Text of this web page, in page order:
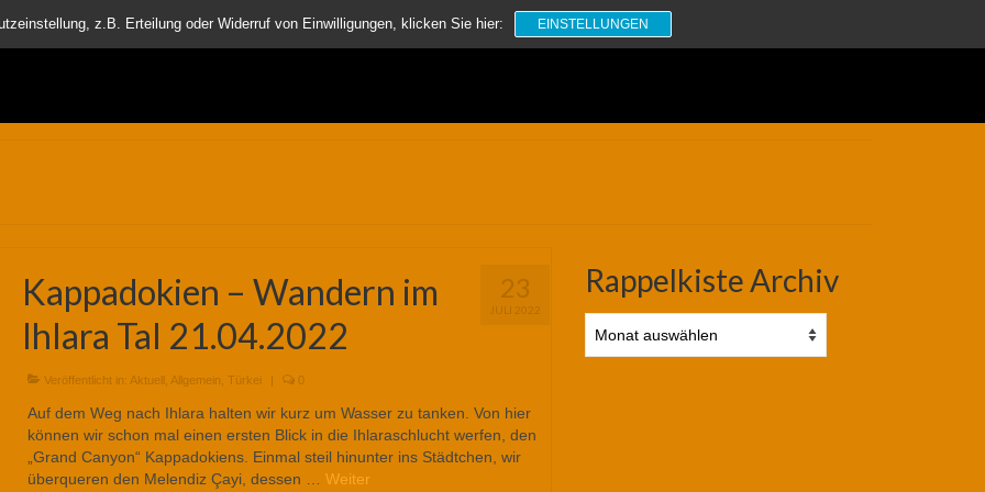
Suchen
nach:
23
JULI 2022
Kappadokien – Wandern im
Ihlara Tal 21.04.2022
Veröffentlicht in: Aktuell, Allgemein Türkei | 0
Auf dem Weg nach Ihlara halten wir kurz um Wasser zu tanken. Von hier
können wir schon mal einen ersten Blick in die Ihlaraschlucht werfen, den
„Grand Canyon“ Kappadokiens. Einmal steil hinunter ins Städtchen, wir
überqueren den Melendiz Çayi, dessen … Weiter
Rappelkiste Archiv
Archiv
z.B. Erteilung oder Widerruf von Einwilligungen, klicken Sie hier: EINSTELLUNGEN